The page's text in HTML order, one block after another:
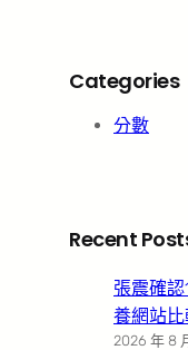
Categories
分數
Recent
張震確
養網站
2026 年 8